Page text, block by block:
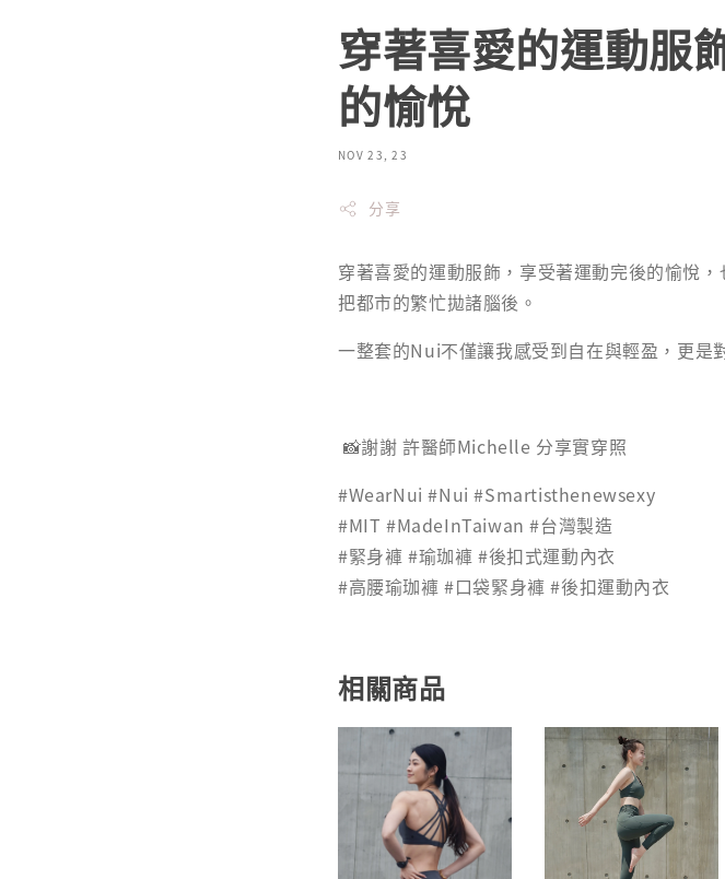
穿著喜愛的運動服
的愉悅
NOV 23, 23
分享
穿著喜愛的運動服飾，享受著運動完後的愉悅
把都市的繁忙拋諸腦後。
一整套的Nui不僅讓我感受到自在與輕盈，更是
📸謝謝 許醫師Michelle 分享實穿照
#WearNui #Nui #Smartisthenewsexy
#MIT #MadeInTaiwan #台灣製造
#緊身褲 #瑜珈褲 #後扣式運動內衣
#高腰瑜珈褲 #口袋緊身褲 #後扣運動內衣
相關商品